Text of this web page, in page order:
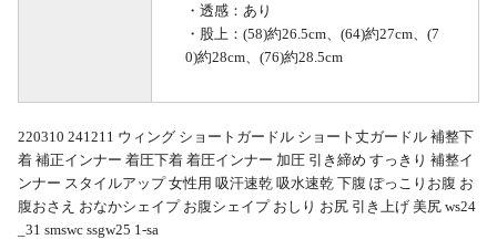
・透感：あり
・股上：(58)約26.5cm、(64)約27cm、(7
0)約28cm、(76)約28.5cm
220310 241211 ウィング ショートガードル ショート丈ガードル 補整下
着 補正インナー 着圧下着 着圧インナー 加圧 引き締め すっきり 補整イ
ンナー スタイルアップ 女性用 吸汗速乾 吸水速乾 下腹 ぽっこりお腹 お
腹おさえ おなかシェイプ お腹シェイプ おしり お尻 引き上げ 美尻 ws24
_31 smswc ssgw25 1-sa